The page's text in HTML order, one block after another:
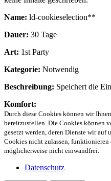
Name: ld-cookieselection**
Dauer: 30 Tage
Art: 1st Party
Kategorie: Notwendig
Beschreibung: Speichert die
Komfort:
Durch diese Cookies können wir
bereitzustellen. Die Cookies können
gesetzt werden, deren Dienste wir auf
Cookies nicht zulassen, funktionieren
möglicherweise nicht einwandfrei.
Datenschutz